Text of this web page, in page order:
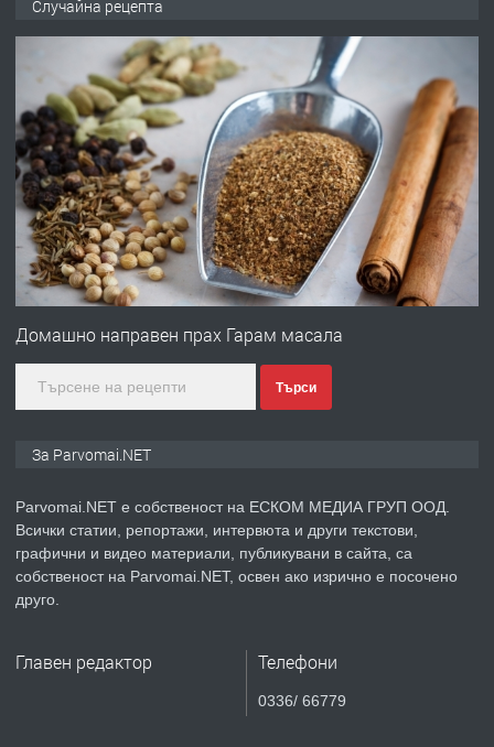
преди 1 година
ПРЕДЛАГА Работа за общи работници
преди 1 година
ПРЕДЛАГА
Първи поход "По стъпките на Ангел
преди 1 година
ПРЕДЛАГА Уроци по Математика
Случайна рецепта
Домашно направен прах Гарам масала
Търси
За Parvomai.NET
Parvomai.NET е собственост на ЕСКОМ МЕДИА ГРУП ООД.
Всички статии, репортажи, интервюта и други текстови,
графични и видео материали, публикувани в сайта, са
собственост на Parvomai.NET, освен ако изрично е посочено
друго.
Главен редактор Телефони
0336/ 66779